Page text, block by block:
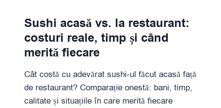
Sushi acasă vs. la restaurant:
costuri reale, timp și când
merită fiecare
Cât costă cu adevărat sushi-ul făcut acasă față
de restaurant? Comparație onestă: bani, timp,
calitate și situațiile în care merită fiecare